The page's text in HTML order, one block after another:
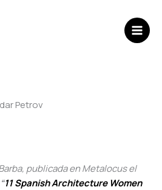
Petrov
publicada en Metalocus el
“11 Spanish Architecture Women